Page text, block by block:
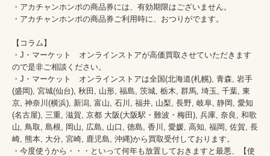
・アカチャンホンポの商品券には、有効期限はございません。
・アカチャンホンポの商品券ご利用時に、おつりがでます。
【コラム】
・J・マーケット　オンラインストアが高価買取させていただきます
ので是非ご相談ください。
・J・マーケット　オンラインストアは全国(北海道(札幌), 青森, 岩手
(盛岡), 宮城(仙台), 秋田, 山形, 福島, 茨城, 栃木, 群馬, 埼玉, 千葉, 東
京, 神奈川(横浜), 新潟, 富山, 石川, 福井, 山梨, 長野, 岐阜, 静岡, 愛知
(名古屋), 三重, 滋賀, 京都 大阪(大阪駅・難波・梅田), 兵庫, 奈良, 和歌
山, 鳥取, 島根, 岡山, 広島, 山口, 徳島, 香川, 愛媛, 高知, 福岡, 佐賀, 長
崎, 熊本, 大分, 宮崎, 鹿児島, 沖縄)から買取受付しております。
・今度使うから・・・といって何年も放置しておきますと最悪、【使